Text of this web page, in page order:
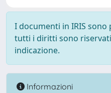
I documenti in IRIS
tutti i diritti sono
indicazione.
Informazioni